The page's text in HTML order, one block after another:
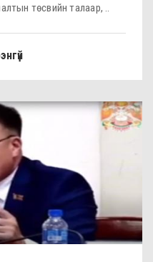
төсвийн талаар, ..